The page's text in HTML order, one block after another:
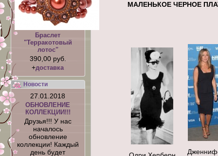
МАЛЕНЬКОЕ
Браслет
"Терракотовый
лотос"
390,00 руб.
+доставка
Новости
27.01.2018
ОБНОВЛЕНИЕ
КОЛЛЕКЦИИ!!!
Друзья!!! У нас
началось
обновление
коллекции! Каждый
день будет